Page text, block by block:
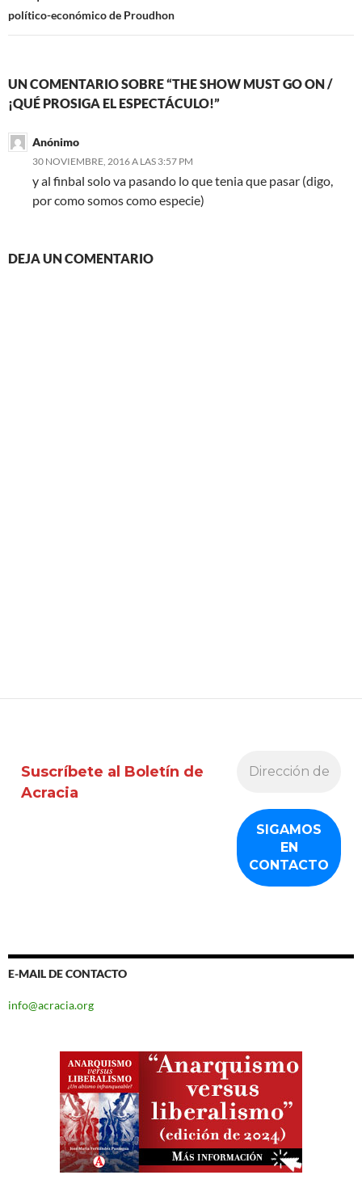
político-económico de Proudhon
UN COMENTARIO SOBRE “THE SHOW MUST GO ON /
¡QUÉ PROSIGA EL ESPECTÁCULO!”
Anónimo
30 NOVIEMBRE, 2016 A LAS 3:57 PM
y al finbal solo va pasando lo que tenia que pasar (digo,
por como somos como especie)
DEJA UN COMENTARIO
Suscríbete al Boletín de
Acracia
E-MAIL DE CONTACTO
info@acracia.org